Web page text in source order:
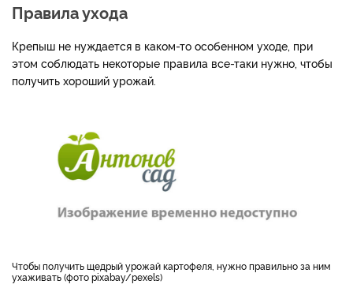
Правила ухода
Крепыш не нуждается в каком-то особенном уходе, при
этом соблюдать некоторые правила все-таки нужно, чтобы
получить хороший урожай.
Чтобы получить щедрый урожай картофеля, нужно правильно за ним
ухаживать (фото pixabay/pexels)